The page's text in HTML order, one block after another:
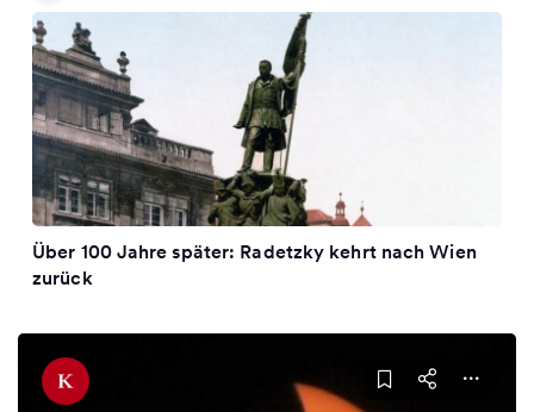
Über 100 Jahre später: Radetzky kehrt nach Wien
zurück